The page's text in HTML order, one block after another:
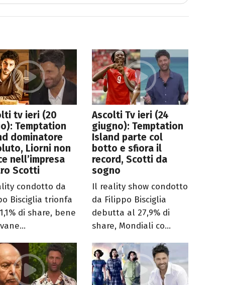
tv ieri (20
Temptation
dominatore
Liorni non
nell’impresa
Scotti
condotto da
Bisciglia trionfa
di share, bene
Ascolti Tv ieri (24
giugno): Temptation
Island parte col
botto e sfiora il
record, Scotti da
sogno
Il reality show condotto
da Filippo Bisciglia
debutta al 27,9% di
share, Mondiali co...